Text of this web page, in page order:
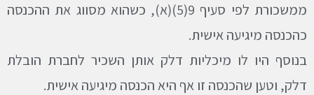
ממשכורת לפי סעיף 9(5)(א), כשהוא מסווג את ההכנסה
כהכנסה מיגיעה אישית.
בנוסף היו לו מיכליות דלק אותן השכיר לחברת הובלת
דלק, וטען שהכנסה זו אף היא הכנסה מיגיעה אישית.